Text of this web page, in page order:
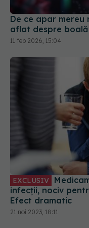
De ce apar mereu
aflat despre boală
11 feb 2026, 15:04
EXCLUSIV
infecții, nociv
Efect dramatic
21 noi 2023, 18:11